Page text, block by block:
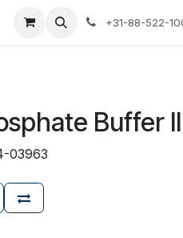
worden +31-88-522-
Buffer II
03963